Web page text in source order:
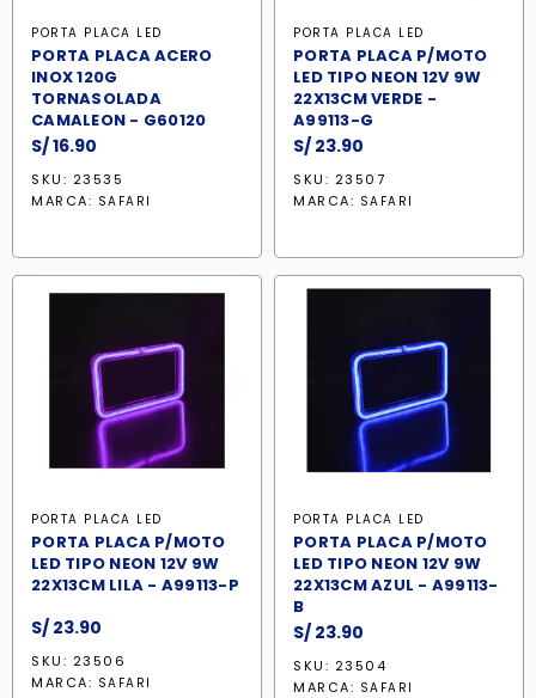
PORTA PLACA LED
PORTA PLACA ACERO
INOX 120G
TORNASOLADA
CAMALEON - G60120
S/16.90
SKU: 23535
MARCA: SAFARI
PORTA PLACA LED
PORTA PLACA P/MOTO
LED TIPO NEON 12V 9W
22X13CM VERDE -
A99113-G
S/ 23.90
SKU: 23507
MARCA: SAFARI
PORTA PLACA LED
PORTA PLACA P/MOTO
LED TIPO NEON 12V 9W
22X13CM LILA - A99113-P
S/ 23.90
SKU: 23506
MARCA: SAFARI
PORTA PLACA LED
PORTA PLACA P/MOTO
LED TIPO NEON 12V 9W
22X13CM AZUL - A99113-
B
S/ 23.90
SKU: 23504
MARCA: SAFARI